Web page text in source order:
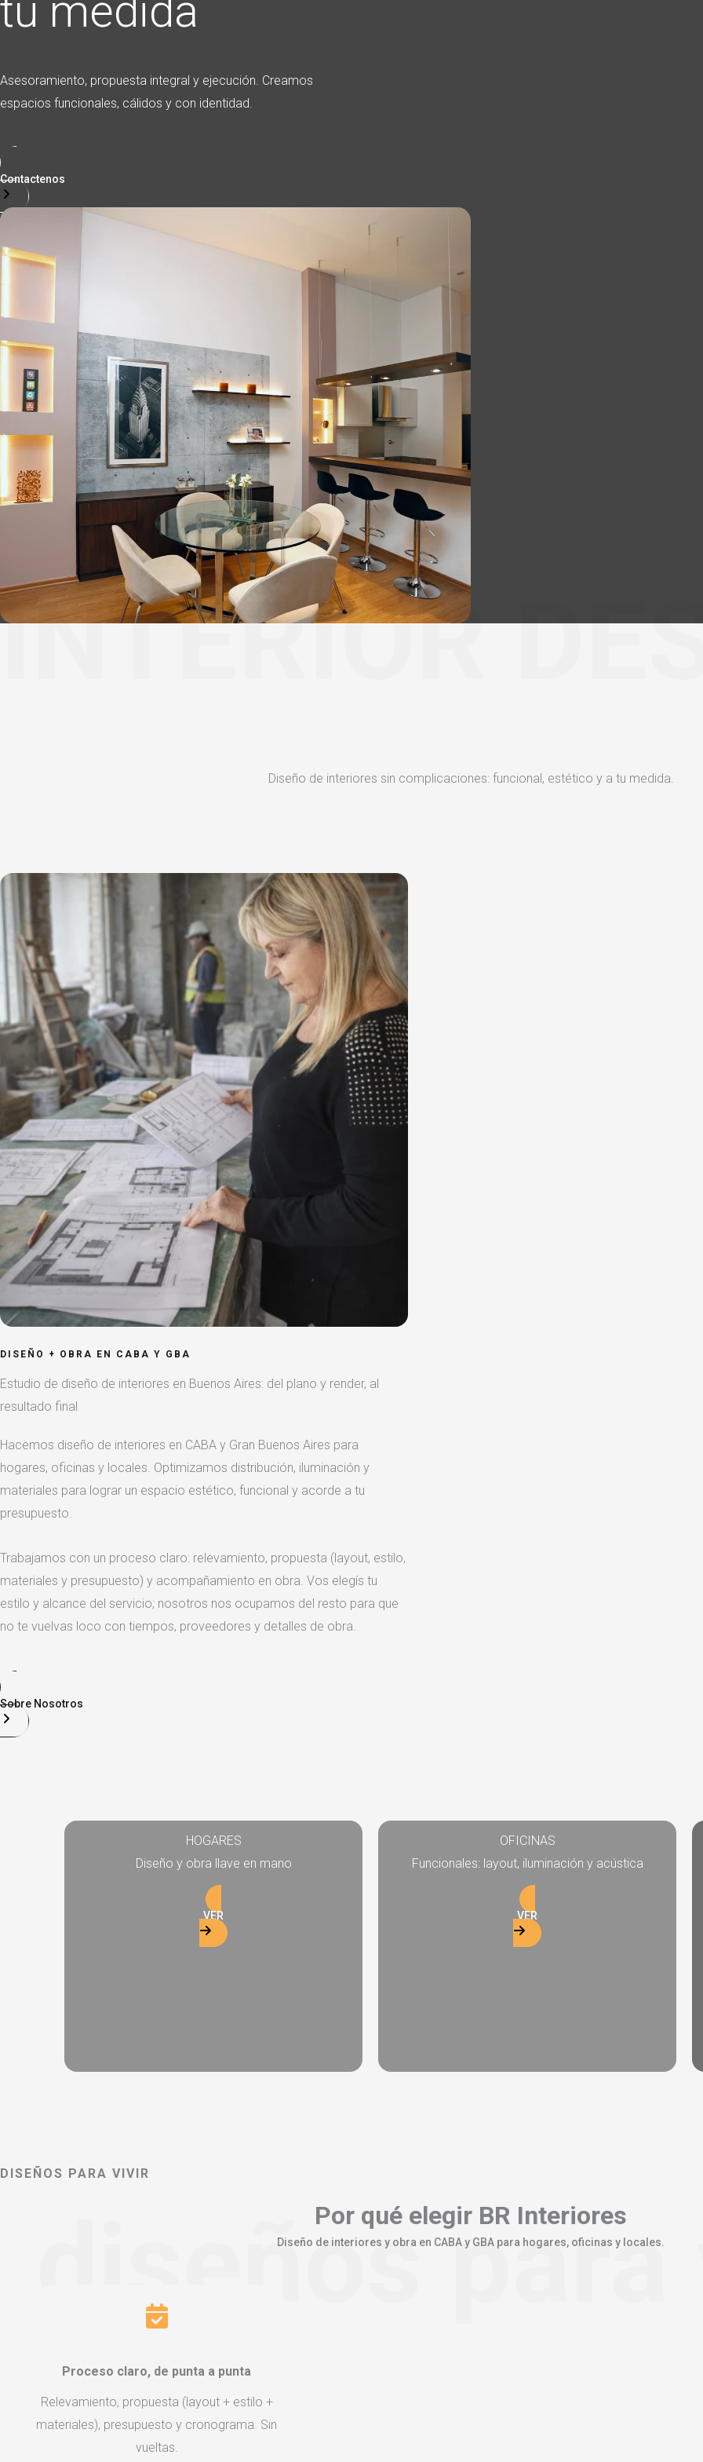
tu medida
Asesoramiento, propuesta integral y ejecución. Creamos
espacios funcionales, cálidos y con identidad.
Contactenos
INTERIOR
Diseño de interiores sin complicaciones: funcional, estético y a tu medida.
DISEÑO + OBRA EN CABA Y GBA
Estudio de diseño de interiores en Buenos Aires: del plano y render, al
resultado final
Hacemos diseño de interiores en CABA y Gran Buenos Aires para
hogares, oficinas y locales. Optimizamos distribución, iluminación y
materiales para lograr un espacio estético, funcional y acorde a tu
presupuesto.
Trabajamos con un proceso claro: relevamiento, propuesta (layout, estilo,
materiales y presupuesto) y acompañamiento en obra. Vos elegís tu
estilo y alcance del servicio; nosotros nos ocupamos del resto para que
no te vuelvas loco con tiempos, proveedores y detalles de obra.
Sobre Nosotros
HOGARES
Diseño y obra llave en mano
VER
OFICINAS
Funcionales: layout, iluminación y acústica
VER
diseños
DISEÑOS PARA VIVIR
Por qué elegir BR Interiores
Diseño de interiores y obra en CABA y GBA para hogares, oficinas y locales.
Proceso claro, de punta a punta
Relevamiento, propuesta (layout + estilo +
materiales), presupuesto y cronograma. Sin
vueltas.